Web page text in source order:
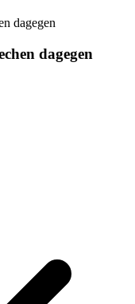
dagegen
dagegen